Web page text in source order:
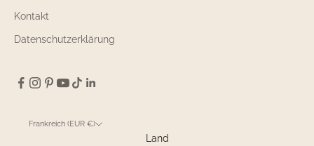
Kontakt
Datenschutzerklärung
Frankreich (EUR €)
Land